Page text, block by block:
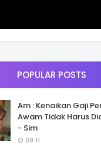
POPULAR POSTS
Am : Kenaikan Gaji
Awam Tidak Harus
- Sim
09:11